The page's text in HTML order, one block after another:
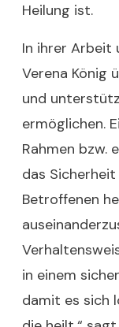
Heilung ist.
In ihrer Arbeit
Verena König
und
ermöglichen.
Rahmen bzw.
das
Betroffenen
in einem
damit es sich